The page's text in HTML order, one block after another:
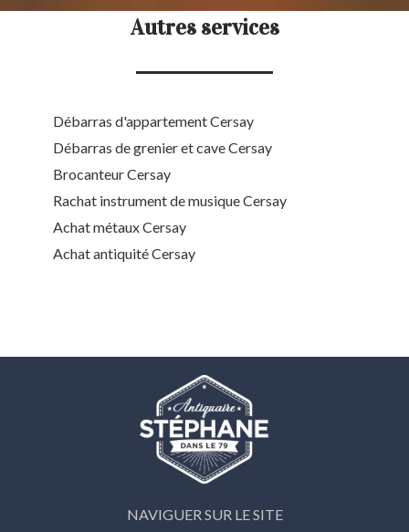
Autres services
Débarras d'appartement Cersay
Débarras de grenier et cave Cersay
Brocanteur Cersay
Rachat instrument de musique Cersay
Achat métaux Cersay
Achat antiquité Cersay
NAVIGUER SUR LE SITE